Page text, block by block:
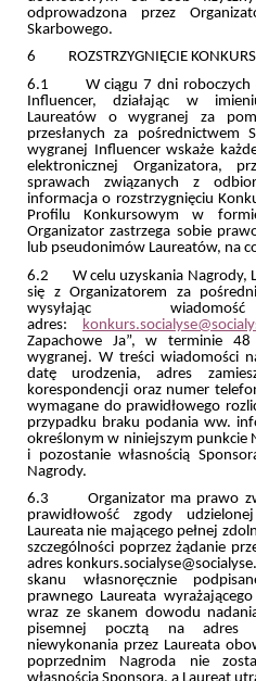
odprowadzona przez
Skarbowego.
6 ROZSTRZYGNIĘCIE
6.1 W ciągu 7 dni roboczych
Influencer, działając w
Laureatów o wygranej za
przesłanych za
wygranej Influencer wskaże
elektronicznej Organizatora,
sprawach związanych z
informacja o rozstrzygnięciu
Profilu Konkursowym w
Organizator zastrzega sobie
lub pseudonimów Laureatów, na
6.2 W celu uzyskania Nagrody,
się z Organizatorem za
wysyłając
adres:
Zapachowe Ja”, w terminie
wygranej. W treści wiadomości
datę urodzenia, adres
korespondencji oraz numer
wymagane do prawidłowego
przypadku braku podania ww.
określonym w niniejszym punkcie
i pozostanie własnością
Nagrody.
6.3 Organizator ma prawo
prawidłowość zgody
Laureata nie mającego pełnej
szczególności poprzez żądanie
adres
skanu własnoręcznie
prawnego Laureata
wraz ze skanem dowodu
pisemnej pocztą na adres
niewykonania przez Laureata
poprzednim Nagroda nie